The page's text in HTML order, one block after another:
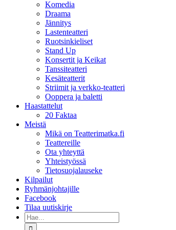
Komedia
Draama
Jännitys
Lastenteatteri
Ruotsinkieliset
Stand Up
Konsertit ja Keikat
Tanssiteatteri
Kesäteatterit
Striimit ja verkko-teatteri
Ooppera ja baletti
Haastattelut
20 Faktaa
Meistä
Mikä on Teatterimatka.fi
Teattereille
Ota yhteyttä
Yhteistyössä
Tietosuojalauseke
Kilpailut
Ryhmänjohtajille
Facebook
Tilaa uutiskirje
Etsi
...